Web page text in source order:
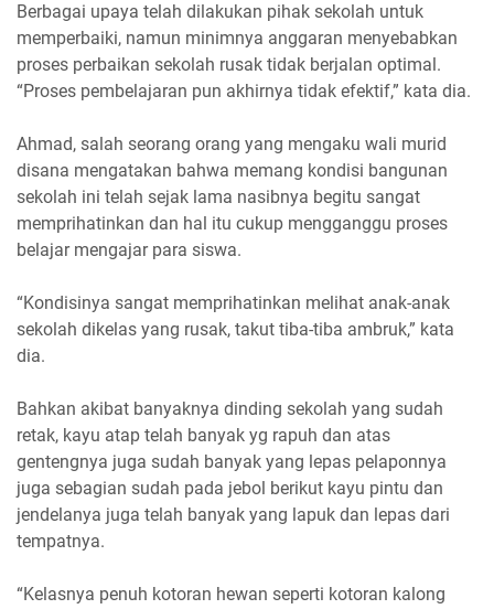
Berbagai upaya telah dilakukan pihak sekolah untuk
memperbaiki, namun minimnya anggaran menyebabkan
proses perbaikan sekolah rusak tidak berjalan optimal.
“Proses pembelajaran pun akhirnya tidak efektif,” kata dia.
Ahmad, salah seorang orang yang mengaku wali murid
disana mengatakan bahwa memang kondisi bangunan
sekolah ini telah sejak lama nasibnya begitu sangat
memprihatinkan dan hal itu cukup mengganggu proses
belajar mengajar para siswa.
“Kondisinya sangat memprihatinkan melihat anak-anak
sekolah dikelas yang rusak, takut tiba-tiba ambruk,” kata
dia.
Bahkan akibat banyaknya dinding sekolah yang sudah
retak, kayu atap telah banyak yg rapuh dan atas
gentengnya juga sudah banyak yang lepas pelaponnya
juga sebagian sudah pada jebol berikut kayu pintu dan
jendelanya juga telah banyak yang lapuk dan lepas dari
tempatnya.
“Kelasnya penuh kotoran hewan seperti kotoran kalong